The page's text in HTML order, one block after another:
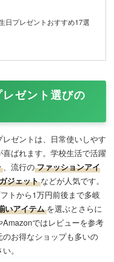
日プレゼントおすすめ17選
ゼント選びの
ゼントは、日常使いしやす
ばれます。学校生活で活躍
、流行のファッションアイ
ジェット などが人気です。
トから1万円前後まで多岐
いアイテム を選ぶとさらに
ではレビューを参考
お得なショップも多いの
。